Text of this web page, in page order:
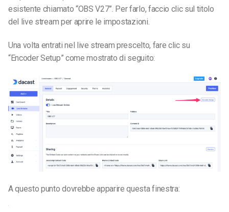
esistente chiamato “OBS V27”. Per farlo, faccio clic sul titolo
del live stream per aprire le impostazioni.
Una volta entrati nel live stream prescelto, fare clic su
“Encoder Setup” come mostrato di seguito:
A questo punto dovrebbe apparire questa finestra: